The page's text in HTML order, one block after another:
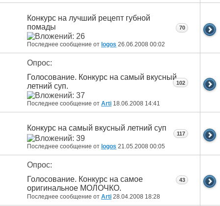
Конкурс на лучший рецепт губной
помады
Последнее сообщение от logos 26.06.2008 00:02
70
Опрос:
Голосование. Конкурс на самый вкусный
летний суп.
Последнее сообщение от Arti 18.06.2008 14:41
102
Конкурс на самый вкусный летний суп
Последнее сообщение от logos 21.05.2008 00:05
117
Опрос:
Голосование. Конкурс на самое
оригинальное МОЛОЧКО.
Последнее сообщение от Arti 28.04.2008 18:28
43